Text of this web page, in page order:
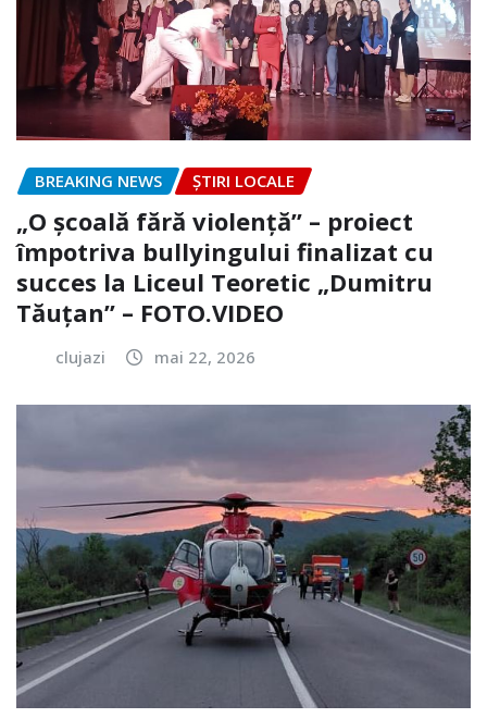
BREAKING NEWS ȘTIRI LOCALE
„O școală fără violență” – proiect
împotriva bullyingului finalizat cu
succes la Liceul Teoretic „Dumitru
Tăuțan” – FOTO.VIDEO
clujazi mai 22, 2026